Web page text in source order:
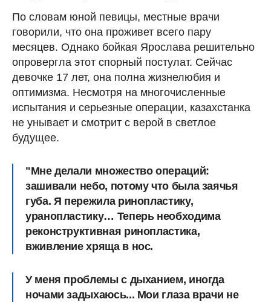
По словам юной певицы, местные врачи
говорили, что она проживет всего пару
месяцев. Однако бойкая Ярослава решительно
опровергла этот спорный постулат. Сейчас
девочке 17 лет, она полна жизнелюбия и
оптимизма. Несмотря на многочисленные
испытания и серьезные операции, казахстанка
не унывает и смотрит с верой в светлое
будущее.
"Мне делали множество операций:
зашивали небо, потому что была заячья
губа. Я пережила ринопластику,
уранопластику… Теперь необходима
реконструктивная ринопластика,
вживление хряща в нос.
У меня проблемы с дыханием, иногда
ночами задыхаюсь... Мои глаза врачи не